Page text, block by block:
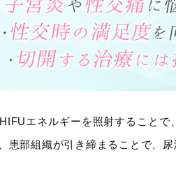
エネルギーを照射すること
部組織が引き締まることで、尿